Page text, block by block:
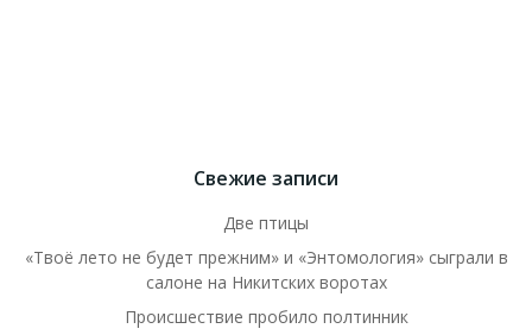
Свежие записи
Две птицы
«Твоё лето не будет прежним» и «Энтомология» сыграли в
салоне на Никитских воротах
Происшествие пробило полтинник